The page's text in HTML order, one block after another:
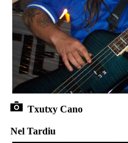
Txutxy Cano
Nel Tardiu